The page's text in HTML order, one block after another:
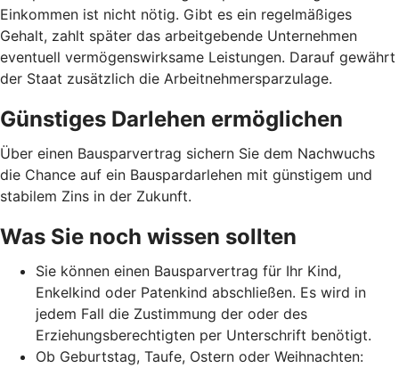
Einkommen ist nicht nötig. Gibt es ein regelmäßiges
Gehalt, zahlt später das arbeitgebende Unternehmen
eventuell vermögenswirksame Leistungen. Darauf gewährt
der Staat zusätzlich die Arbeitnehmer­spar­zulage.
Günstiges Darlehen ermöglichen
Über einen Bausparvertrag sichern Sie dem Nachwuchs
die Chance auf ein Bauspardarlehen mit günstigem und
stabilem Zins in der Zukunft.
Was Sie noch wissen sollten
Sie können einen Bausparvertrag für Ihr Kind,
Enkelkind oder Patenkind abschließen. Es wird in
jedem Fall die Zustimmung der oder des
Erziehungsberechtigten per Unterschrift benötigt.
Ob Geburtstag, Taufe, Ostern oder Weihnachten: